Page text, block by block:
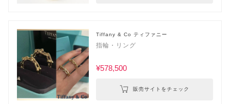
Tiffany & Co ティファニー
指輪・リング
¥578,500
販売サイトをチェック